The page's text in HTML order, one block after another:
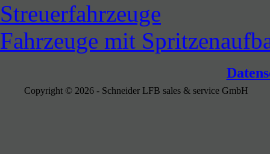
Streuerfahrzeuge
Fahrzeuge mit
Copyright © 2026 - Schneider LFB sales & service GmbH